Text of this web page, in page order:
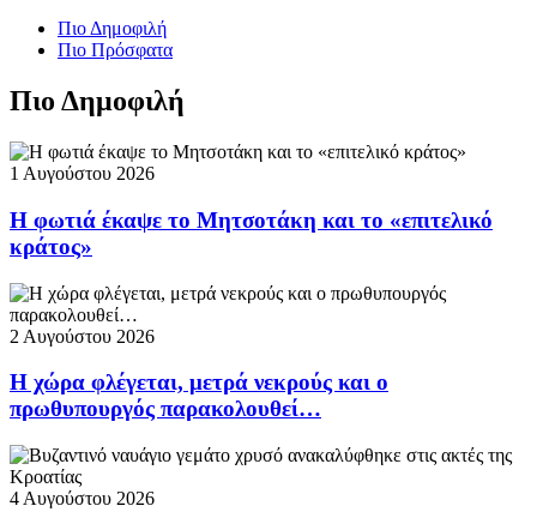
Πιο Δημοφιλή
Πιο Πρόσφατα
Πιο Δημοφιλή
1 Αυγούστου 2026
Η φωτιά έκαψε το Μητσοτάκη και το «επιτελικό
κράτος»
2 Αυγούστου 2026
Η χώρα φλέγεται, μετρά νεκρούς και ο
πρωθυπουργός παρακολουθεί…
4 Αυγούστου 2026